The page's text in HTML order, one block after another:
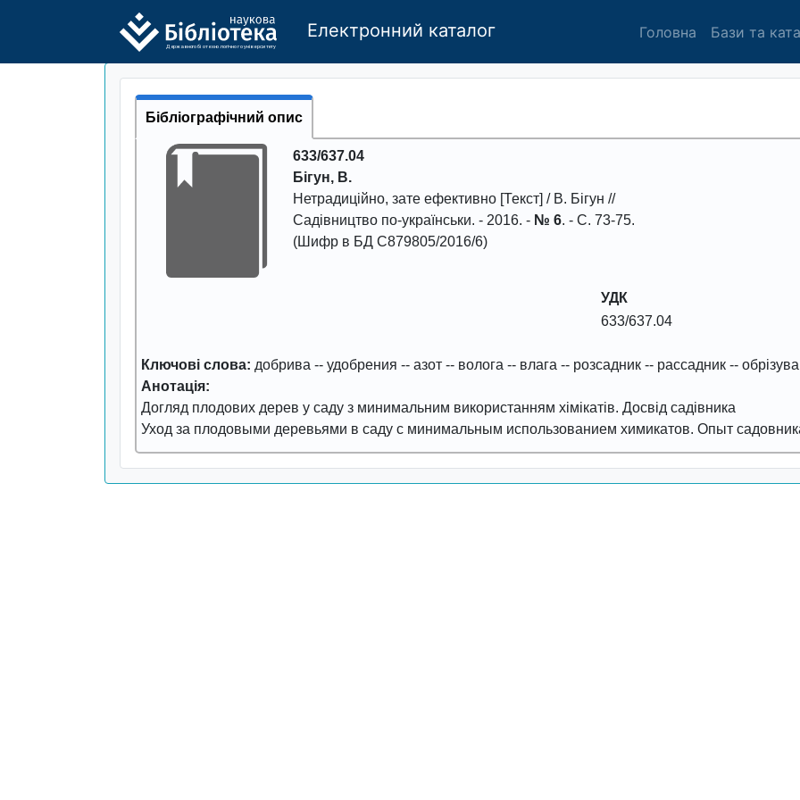
Державного бі отехно логічно го універси тету
Електронний каталог Головна Бази та
Бібліографічний опис
633/637.04
Бігун, В.
Нетрадиційно, зате ефективно [Текст] / В. Бігун //
Садівництво по-українськи. - 2016. - № 6. - С. 73-75.
(Шифр в БД С879805/2016/6)
УДК
633/637.04
Ключові слова: добрива -- удобрения -- азот -- волога -- влага -- розсадник -- рассадник --
Анотація:
Догляд плодових дерев у саду з минимальним використанням хімікатів. Досвід садівника
Уход за плодовыми деревьями в саду с минимальным использованием химикатов. Опыт